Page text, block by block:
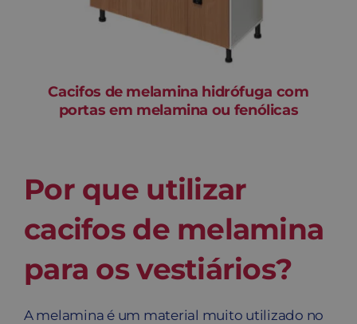
Cacifos de melamina hidrófuga com
portas em melamina ou fenólicas
Por que utilizar
cacifos de melamina
para os vestiários?
A melamina é um material muito utilizado no